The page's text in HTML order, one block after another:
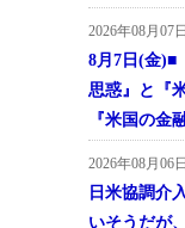
2026年08月07
8月7日(金)■
思惑』と『
『米国の金
2026年08月06
日米協調介
いそうだが